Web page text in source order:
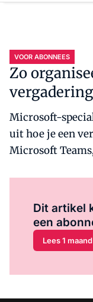
VOOR ABONNEES
Zo
Microsoft-
uit hoe je een
Microsoft
Dit artikel
een
Lees 1